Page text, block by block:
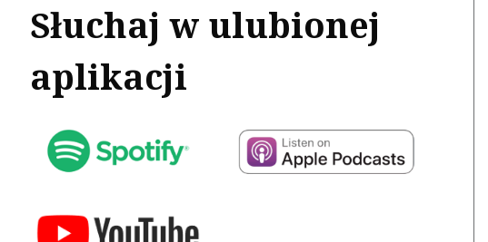
Słuchaj w ulubionej
aplikacji